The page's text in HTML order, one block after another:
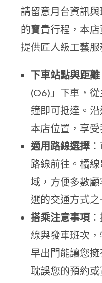
請留意月台資訊
的寶貴行程，本
提供匠人級工藝服
下車站點與距離
(O6)」下車，
鐘即可抵達。
本店位置，享受
適用路線選擇
路線前往。橘
域，方便多數
選的交通方式之
搭乘注意事項
線與發車班次
早出門能讓您
耽誤您的預約或